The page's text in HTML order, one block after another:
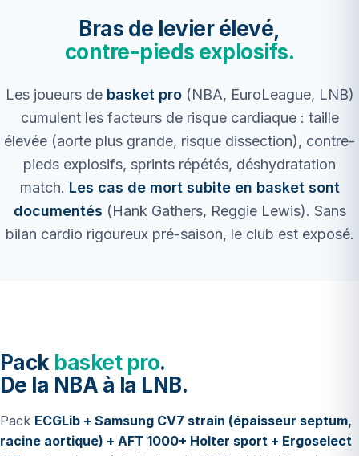
Bras de levier élevé,
contre-pieds explosifs.
Les joueurs de basket pro(NBA, EuroLeague, LNB)
cumulent les facteurs de risque cardiaque : taille
élevée (aorte plus grande, risque dissection), contre-
pieds explosifs, sprints répétés, déshydratation
match. Les cas de mort subite en basket sont
documentés (Hank Gathers, Reggie Lewis). Sans
bilan cardio rigoureux pré-saison, le club est exposé.
Pack basket pro.
De la NBA à la LNB.
Pack ECGLib + Samsung CV7 strain (épaisseur septum,
racine aortique) + AFT 1000+ Holter sport + Ergoselect